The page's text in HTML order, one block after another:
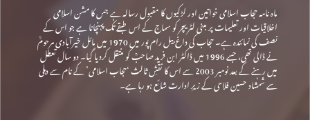
ماہ نامہ حجاب اسلامی خواتین اور لڑکیوں کا مقبول رسالہ ہے جس کا مشن اسلامی
اخلاقیات اور تعلیمات پر مبنی لٹریچر کو سماج کے اس طبقے تک پہنچانا ہے جو اس کے
نصف کی نمائندہ ہے۔ حجاب کی داغ بیل رام پور میں 1970 میں مائل خیرآبادی مرحومؒ
نے ڈالی تھی، جسے 1996 میں ڈاکٹر ابن فرید صاحبؒ کو منتقل کردیا گیا۔ دو سال تعطل
میں رہنے کے بعد نومبر 2003 سے اس کا نقشِ ثالث ‘حجاب اسلامی’ کے نام سے دہلی
سے شمشاد حسین فلاحی کے زیرِ ادارت شائع ہو رہا ہے۔